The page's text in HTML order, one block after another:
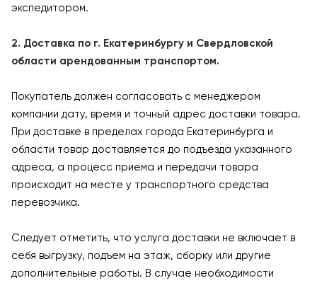
экспедитором.
2. Доставка по г. Екатеринбургу и Свердловской
области арендованным транспортом.
Покупатель должен согласовать с менеджером
компании дату, время и точный адрес доставки товара.
При доставке в пределах города Екатеринбурга и
области товар доставляется до подъезда указанного
адреса, а процесс приема и передачи товара
происходит на месте у транспортного средства
перевозчика.
Следует отметить, что услуга доставки не включает в
себя выгрузку, подъем на этаж, сборку или другие
дополнительные работы. В случае необходимости